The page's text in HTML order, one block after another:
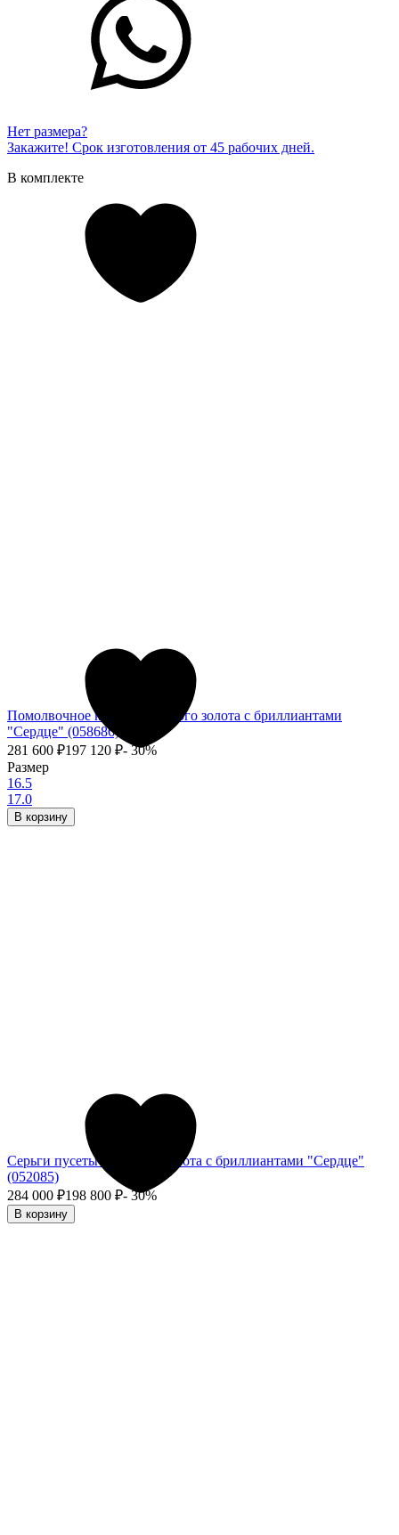
Нет размера?
Закажите! Срок изготовления от 45 рабочих дней.
В комплекте
Помолвочное кольцо из белого золота с бриллиантами
"Сердце" (058686)
281 600 ₽197 120 ₽- 30%
Размер
16.5
17.0
В корзину
Серьги пусеты из белого золота с бриллиантами "Сердце"
(052085)
284 000 ₽198 800 ₽- 30%
В корзину